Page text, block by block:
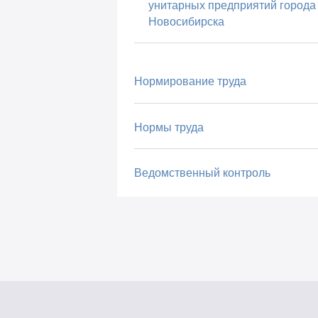
унитарных предприятий города
Новосибирска
Нормирование труда
Нормы труда
Ведомственный контроль